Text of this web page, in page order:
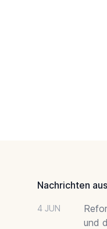
Nachrichten
4 JUN
und